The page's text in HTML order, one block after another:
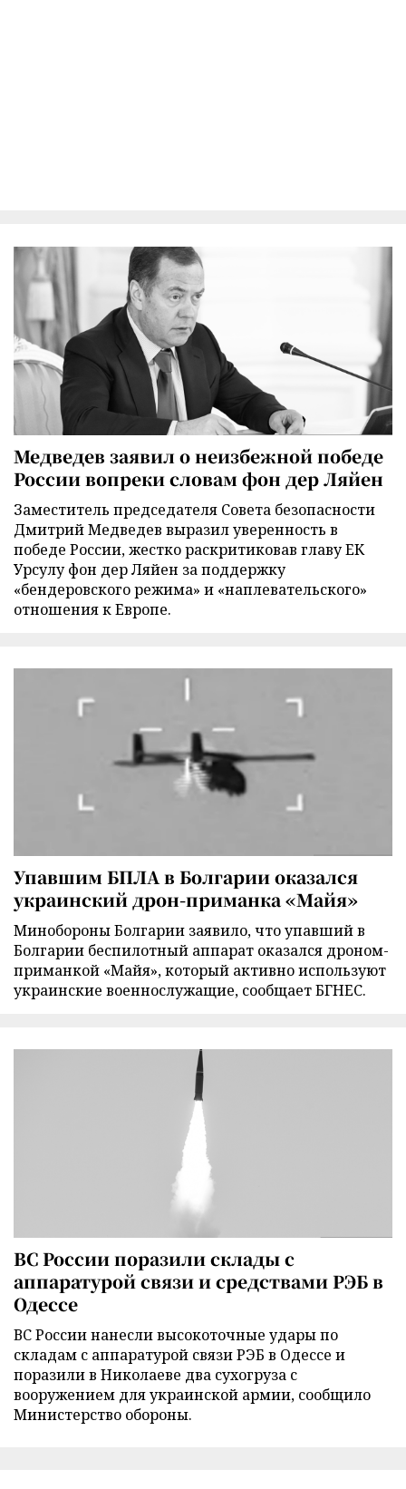
Медведев заявил о неизбежной победе
России вопреки словам фон дер Ляйен
Заместитель председателя Совета безопасности
Дмитрий Медведев выразил уверенность в
победе России, жестко раскритиковав главу ЕК
Урсулу фон дер Ляйен за поддержку
«бендеровского режима» и «наплевательского»
отношения к Европе.
Упавшим БПЛА в Болгарии оказался
украинский дрон-приманка «Майя»
Минобороны Болгарии заявило, что упавший в
Болгарии беспилотный аппарат оказался дроном-
приманкой «Майя», который активно используют
украинские военнослужащие, сообщает БГНЕС.
ВС России поразили склады с
аппаратурой связи и средствами РЭБ в
Одессе
ВС России нанесли высокоточные удары по
складам с аппаратурой связи РЭБ в Одессе и
поразили в Николаеве два сухогруза с
вооружением для украинской армии, сообщило
Министерство обороны.